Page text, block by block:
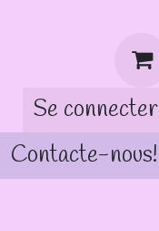
Se connecter
Contacte-nous!